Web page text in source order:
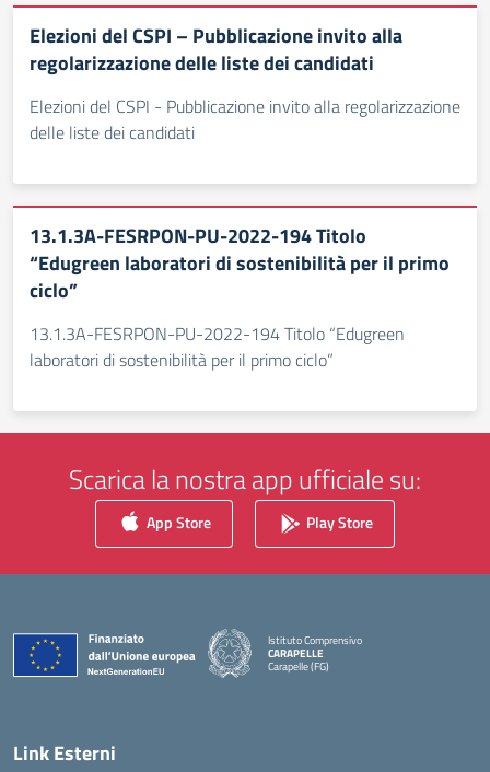
Elezioni del CSPI – Pubblicazione invito alla
regolarizzazione delle liste dei candidati
Elezioni del CSPI - Pubblicazione invito alla regolarizzazione
delle liste dei candidati
13.1.3A-FESRPON-PU-2022-194 Titolo
“Edugreen laboratori di sostenibilità per il primo
ciclo”
13.1.3A-FESRPON-PU-2022-194 Titolo “Edugreen
laboratori di sostenibilità per il primo ciclo”
Scarica la nostra app ufficiale su:
App Store Play Store
Istituto Comprensivo
CARAPELLE
Carapelle (FG)
— Visita la pagina iniziale della scuola
Link Esterni